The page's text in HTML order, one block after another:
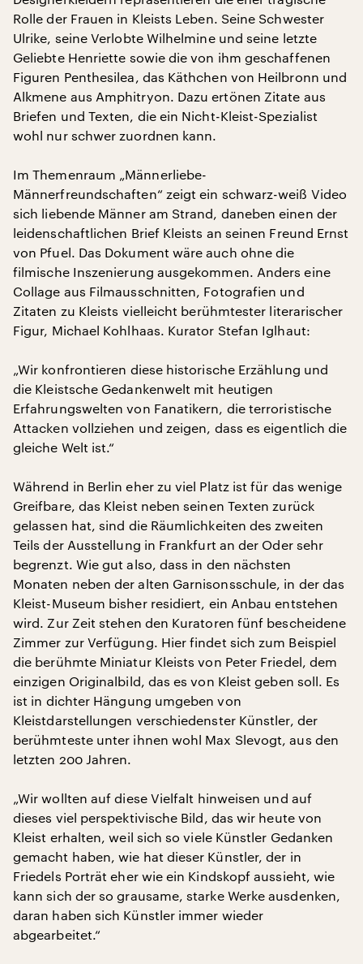
Rolle der Frauen in Kleists Leben. Seine Schwester
Ulrike, seine Verlobte Wilhelmine und seine letzte
Geliebte Henriette sowie die von ihm geschaffenen
Figuren Penthesilea, das Käthchen von Heilbronn und
Alkmene aus Amphitryon. Dazu ertönen Zitate aus
Briefen und Texten, die ein Nicht-Kleist-Spezialist
wohl nur schwer zuordnen kann.
Im Themenraum „Männerliebe-
Männerfreundschaften“ zeigt ein schwarz-weiß Video
sich liebende Männer am Strand, daneben einen der
leidenschaftlichen Brief Kleists an seinen Freund Ernst
von Pfuel. Das Dokument wäre auch ohne die
filmische Inszenierung ausgekommen. Anders eine
Collage aus Filmausschnitten, Fotografien und
Zitaten zu Kleists vielleicht berühmtester literarischer
Figur, Michael Kohlhaas. Kurator Stefan Iglhaut:
„Wir konfrontieren diese historische Erzählung und
die Kleistsche Gedankenwelt mit heutigen
Erfahrungswelten von Fanatikern, die terroristische
Attacken vollziehen und zeigen, dass es eigentlich die
gleiche Welt ist.“
Während in Berlin eher zu viel Platz ist für das wenige
Greifbare, das Kleist neben seinen Texten zurück
gelassen hat, sind die Räumlichkeiten des zweiten
Teils der Ausstellung in Frankfurt an der Oder sehr
begrenzt. Wie gut also, dass in den nächsten
Monaten neben der alten Garnisonsschule, in der das
Kleist-Museum bisher residiert, ein Anbau entstehen
wird. Zur Zeit stehen den Kuratoren fünf bescheidene
Zimmer zur Verfügung. Hier findet sich zum Beispiel
die berühmte Miniatur Kleists von Peter Friedel, dem
einzigen Originalbild, das es von Kleist geben soll. Es
ist in dichter Hängung umgeben von
Kleistdarstellungen verschiedenster Künstler, der
berühmteste unter ihnen wohl Max Slevogt, aus den
letzten 200 Jahren.
„Wir wollten auf diese Vielfalt hinweisen und auf
dieses viel perspektivische Bild, das wir heute von
Kleist erhalten, weil sich so viele Künstler Gedanken
gemacht haben, wie hat dieser Künstler, der in
Friedels Porträt eher wie ein Kindskopf aussieht, wie
kann sich der so grausame, starke Werke ausdenken,
daran haben sich Künstler immer wieder
abgearbeitet.“